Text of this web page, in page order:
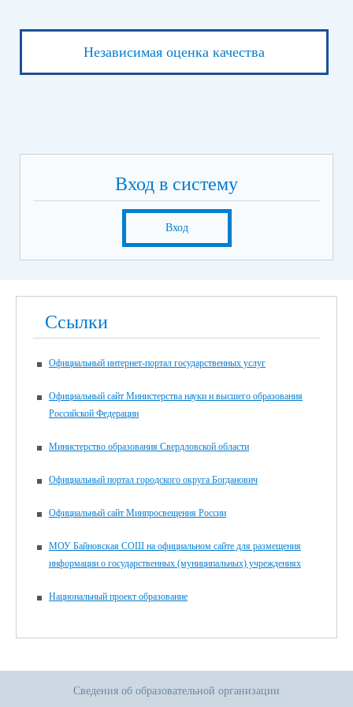
Независимая оценка качества
Вход в систему
Вход
Ссылки
Официальный интернет-портал государственных услуг
Официальный сайт Министерства науки и высшего образования
Российской Федерации
Министерство образования Свердловской области
Официальный портал городского округа Богданович
Официальный сайт Минпросвещения России
МОУ Байновская СОШ на официальном сайте для размещения
информации о государственных (муниципальных) учреждениях
Национальный проект образование
Сведения об образовательной организации